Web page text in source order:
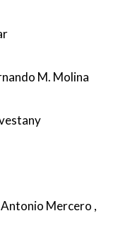
M. Molina
Mercero ,